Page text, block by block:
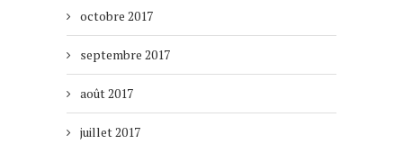
octobre 2017
septembre 2017
août 2017
juillet 2017